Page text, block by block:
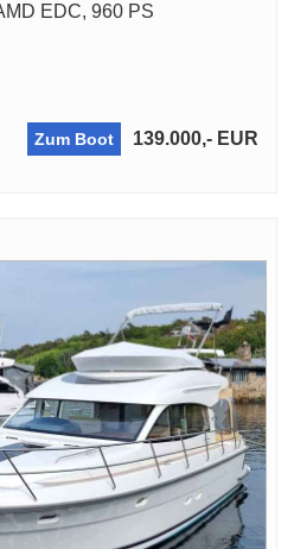
EDC, 960 PS
Zum Boot 139.000,- EUR